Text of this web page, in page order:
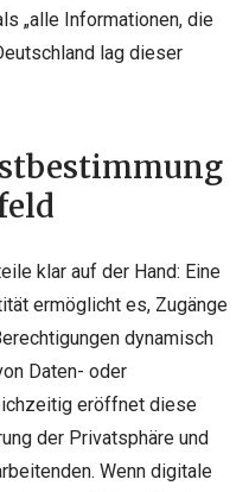
„alle Informationen, die
lag dieser
klar auf der Hand: Eine
ermöglicht es, Zugänge
dynamisch
Daten- oder
eröffnet diese
der Privatsphäre und
Wenn digitale